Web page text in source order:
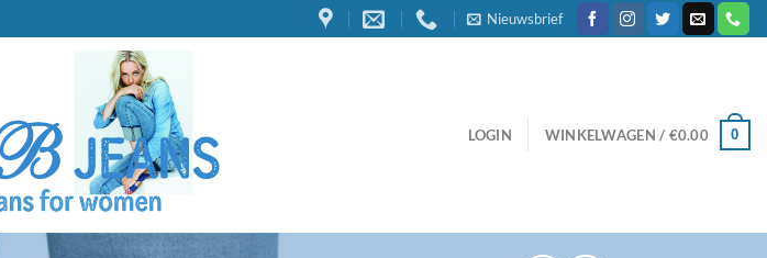
Nieuwsbrief
LOGIN WINKELWAGEN / €0.00 0